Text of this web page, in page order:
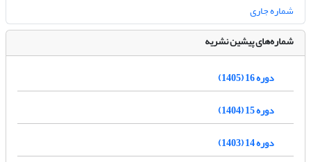
شماره جاری
شماره‌های پیشین نشریه
دوره 16 (1405)
دوره 15 (1404)
دوره 14 (1403)